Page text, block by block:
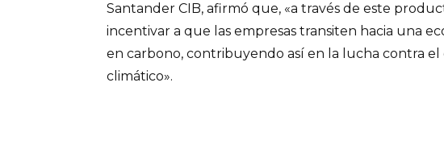
Santander CIB, afirmó que, «a través de este
incentivar a que las empresas transiten hacia una
en carbono, contribuyendo así en la lucha contra el
climático».